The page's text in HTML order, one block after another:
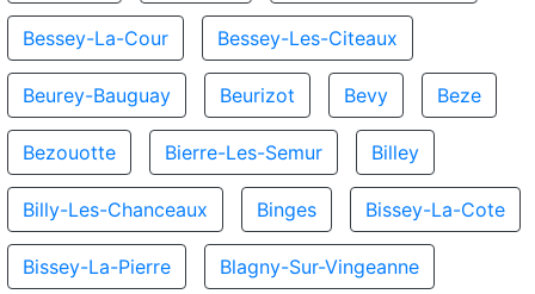
Bessey-La-Cour Bessey-Les-Citeaux
Beurey-Bauguay Beurizot Bevy Beze
Bezouotte Bierre-Les-Semur Billey
Billy-Les-Chanceaux Binges Bissey-La-Cote
Bissey-La-Pierre Blagny-Sur-Vingeanne